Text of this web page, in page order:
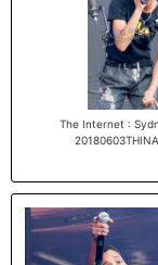
The Internet :